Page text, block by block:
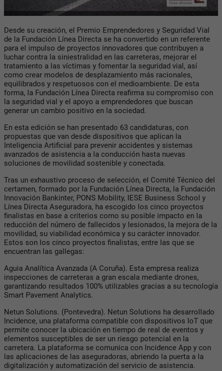
Desde su creación, el Premio Emprendedores y Seguridad Vial
de la Fundación Línea Directa se ha convertido en un referente
para el impulso de proyectos innovadores que contribuyen a
luchar contra la siniestralidad en las carreteras, mejorar el
tratamiento a las víctimas y fomentar la seguridad vial, así
como crear modelos de desplazamiento más racionales,
equilibrados y respetuosos con el medioambiente. De esta
forma, la Fundación Línea Directa reafirma su compromiso con
la seguridad vial y el apoyo a emprendedores que buscan
generar un cambio positivo en la sociedad.
En esta edición se han presentado 63 candidaturas, con
propuestas que van desde dispositivos que aplican la
Inteligencia Artificial para prevenir accidentes y sistemas
avanzados de asistencia a la conducción hasta nuevas
soluciones de movilidad sostenible y conectada.
Tras un exhaustivo proceso de selección, el Comité Técnico del
certamen, formado por la Fundación Línea Directa, la Fundación
Innovación Bankinter, PONS Mobility, IESE Business School y
Línea Directa Aseguradora, ha escogido los cinco proyectos
finalistas en base a criterios como su posible impacto en la
reducción del número de fallecidos y lesionados, la mejora de la
movilidad, su viabilidad económica y su carácter innovador.
Estos son los cinco proyectos finalistas, entre las que se
encuentran las gallegas:
Aguia Analítica Avanzada (A Coruña). Esta empresa realiza
inspecciones de carreteras a gran escala mediante drones,
garantizando resultados 100% utilizables gracias a su tecnología
Smart Pavement Analytics.
Netun Solutions. (Pontevedra). Netun Solutions ha desarrollado
Incidence, una plataforma compatible con dispositivos IoT que
permite conocer la ubicación en tiempo de real de eventos y
elementos susceptibles de ser un riesgo potencial en la
carretera. La plataforma se comunica con Incidence App y con
las aplicaciones de las aseguradoras, abriendo la puerta a la
digitalización y automatización del servicio de asistencia.